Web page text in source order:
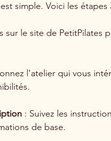
simple. Voici les étapes
sur le site de PetitPilates
l'atelier qui vous
: Suivez les
de base.